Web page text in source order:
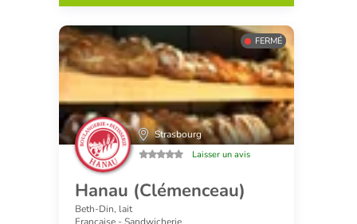
FERMÉ
Strasbourg
Laisser un avis
Hanau (Clémenceau)
Beth-Din, lait